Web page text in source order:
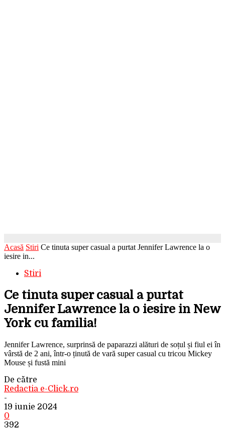
Acasă Stiri Ce tinuta super casual a purtat Jennifer Lawrence la o
iesire in...
Stiri
Ce tinuta super casual a purtat
Jennifer Lawrence la o iesire in New
York cu familia!
Jennifer Lawrence, surprinsă de paparazzi alături de soțul și fiul ei în
vârstă de 2 ani, într-o ținută de vară super casual cu tricou Mickey
Mouse și fustă mini
De către
Redactia e-Click.ro
-
19 iunie 2024
0
392